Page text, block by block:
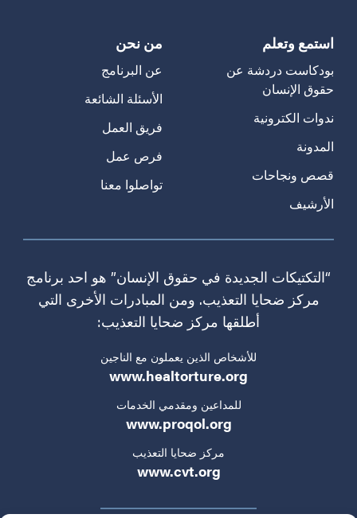
استمع وتعلم
بودكاست دردشة عن
حقوق الإنسان
ندوات الكترونية
المدونة
قصص ونجاحات
الأرشيف
من نحن
عن البرنامج
الأسئلة الشائعة
فريق العمل
فرص عمل
تواصلوا معنا
“التكتيكات الجديدة في حقوق الإنسان” هو احد برنامج
مركز ضحايا التعذيب. ومن المبادرات الأخرى التي
أطلقها مركز ضحايا التعذيب:
للأشخاص الذين يعملون مع الناجين
www.healtorture.org
للمداعين ومقدمي الخدمات
www.proqol.org
مركز ضحايا التعذيب
www.cvt.org